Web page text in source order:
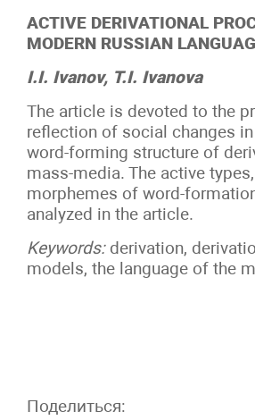
ACTIVE DERIVATIONAL
MODERN RUSSIAN
I.I. Ivanov, T.I. Ivanova
The article is devoted to the
reflection of social changes
word-forming structure of
mass-media. The active
morphemes of word-
analyzed in the article.
Keywords:derivation,
models, the language of the
Поделиться: